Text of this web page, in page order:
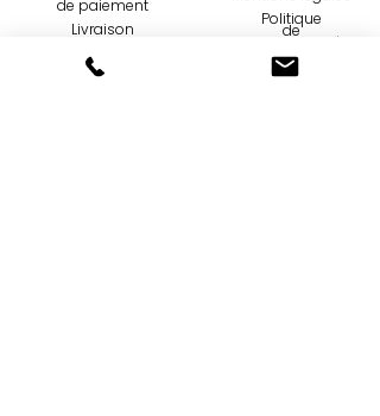
de paiement
Livraison
Retours et
échanges
Politique
de
confidentialité
Utilisation de
cookies